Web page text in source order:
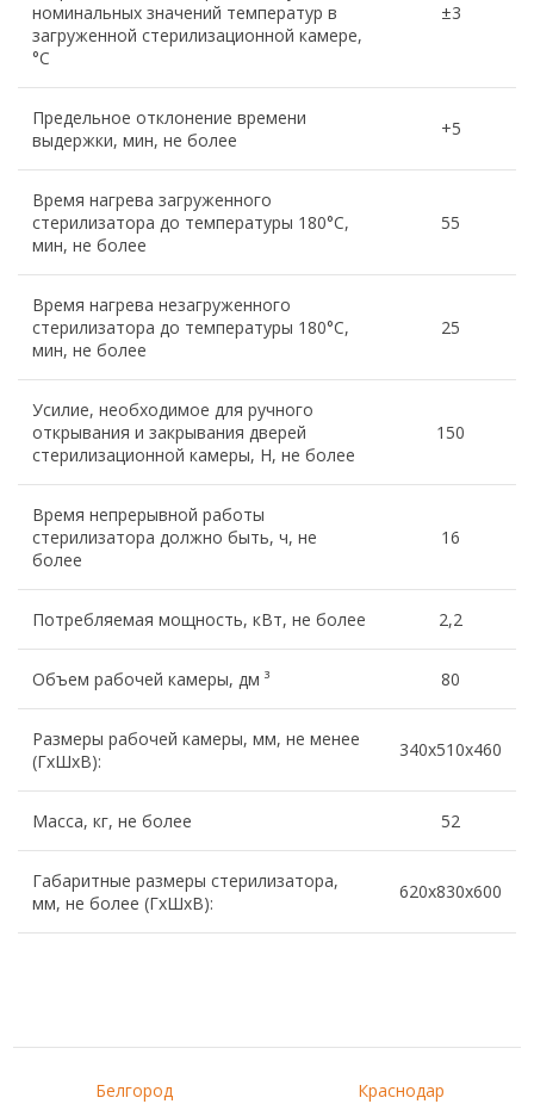
номинальных значений температур в
загруженной стерилизационной камере,
°С
±3
Предельное отклонение времени
выдержки, мин, не более
+5
Время нагрева загруженного
стерилизатора до температуры 180°С,
мин, не более
55
Время нагрева незагруженного
стерилизатора до температуры 180°С,
мин, не более
25
Усилие, необходимое для ручного
открывания и закрывания дверей
стерилизационной камеры, Н, не более
150
Время непрерывной работы
стерилизатора должно быть, ч, не
более
16
Потребляемая мощность, кВт, не более 2,2
Объем рабочей камеры, дм ³ 80
Размеры рабочей камеры, мм, не менее
(ГxШxВ):
340х510х460
Масса, кг, не более 52
Габаритные размеры стерилизатора,
мм, не более (ГxШxВ):
620х830х600
Белгород
Краснодар